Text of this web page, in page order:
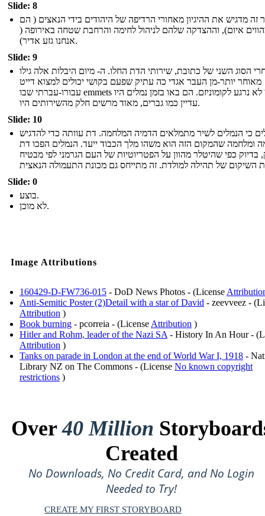
Slide: 8
זה מדגיש את ההיגיון מאחורי הרדיפה של היהודים בידי הנאצים ( הם
איום), וההצדקה שלהם לניהול לחימה והרחבת שטחה באירופה (
אנחנו גזע אדיר).
Slide: 9
הסוג השני של כתובת, שירותי הדת החלו. ה- מיום היבלות אלה גילו
מאוחר יותר-מן העבר אגדי כה עתיק שפעם בקושי יכולים למצוא דייט
עבורו-עברתי שבו emmets עדיין לא נרגע לקומוניזם. הם באו בזמן נמלים היו
עדיין כמו גברים, מאוד מרשים חלק מהשירותים היו.
Slide: 10
כי הנמלים לשיר מתמלאים הדמיה המלחמה. דת עוותה כדי להדגיש
ומלחמה שהמקום הזה הוא משהו מלך הכבוד ייעד. הנמלים הפכו דת
בדיוק כפי שהיטלר מהוון על הפטריוטיות של העם הגרמני לפי מבטיח
Slide: 0
בוצע.
לא מוכן.
Image Attributions
160429-D-FW736-015 - DoD News Photos - (License
Anti-Semitic Poster (2)Detail with a star of David - zeevveez -
Attribution )
Book burning - pcorreia - (License Attribution )
Hitler and Rohm, leader of the Nazi SA - History In An Hour -
Attribution )
Tanks on parade in London at the end of World War I, 1918 -
Library NZ on The Commons - (License No known copyright
restrictions )
Over40 Million
Created
No Downloads, No Credit Card, and No Login
Needed to Try!
CREATE MY FIRST STORYBOARD